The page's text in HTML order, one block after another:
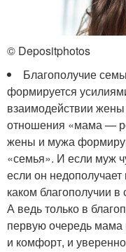
© Depositphotos
Благополучие
формируется
взаимодействии
отношения «мама —
жены и мужа
«семья». И если муж
если он
каком благополучии
А ведь только в
первую очередь мама
и комфорт, и